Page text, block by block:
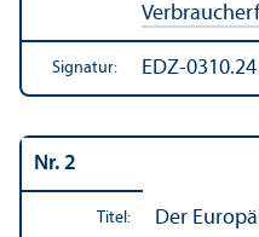
Signatur: EDZ-0310.24
Nr. 2
Titel:
Der